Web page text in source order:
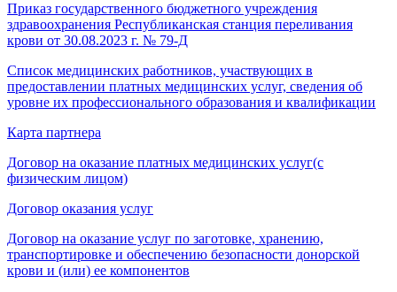
Приказ государственного бюджетного учреждения
здравоохранения Республиканская станция переливания
крови от 30.08.2023 г. № 79-Д
Список медицинских работников, участвующих в
предоставлении платных медицинских услуг, сведения об
уровне их профессионального образования и квалификации
Карта партнера
Договор на оказание платных медицинских услуг(с
физическим лицом)
Договор оказания услуг
Договор на оказание услуг по заготовке, хранению,
транспортировке и обеспечению безопасности донорской
крови и (или) ее компонентов